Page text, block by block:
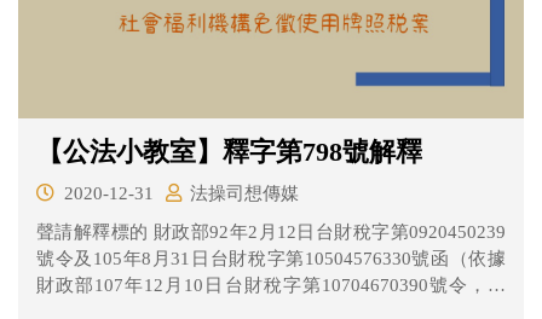
【公法小教室】釋字第798號解釋
2020-12-31
法操司想傳媒
聲請解釋標的 財政部92年2月12日台財稅字第0920450239
號令及105年8月31日台財稅字第10504576330號函（依據
財政部107年12月10日台財稅字第10704670390號令，自